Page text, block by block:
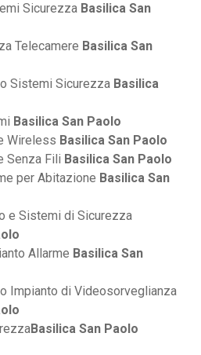
Sicurezza Basilica San
Telecamere Basilica San
Sistemi Sicurezza Basilica
Basilica San Paolo
Wireless Basilica San Paolo
Senza Fili Basilica San Paolo
per Abitazione Basilica San
e Sistemi di Sicurezza
Allarme Basilica San
Impianto di Videosorveglianza
Basilica San Paolo